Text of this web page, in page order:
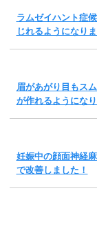
ラムゼイハント症
じれるようになり
眉があがり目もス
が作れるようになり
妊娠中の顔面神経
で改善しました！